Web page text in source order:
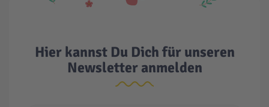
Hier kannst Du Dich für unseren
Newsletter anmelden